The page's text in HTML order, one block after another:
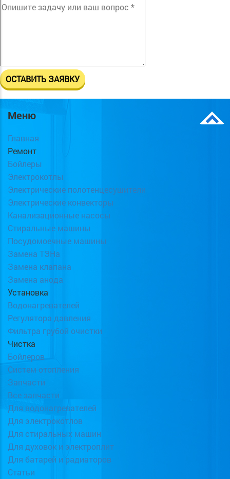
Меню
Главная
Ремонт
Бойлеры
Электрокотлы
Электрические полотенцесушители
Электрические конвекторы
Канализационные насосы
Стиральные машины
Посудомоечные машины
Замена ТЭНа
Замена клапана
Замена анода
Установка
Водонагревателей
Регулятора давления
Фильтра грубой очистки
Чистка
Бойлеров
Систем отопления
Запчасти
Все запчасти
Для водонагревателей
Для электрокотлов
Для стиральных машин
Для духовок и электроплит
Для батарей и радиаторов
Статьи